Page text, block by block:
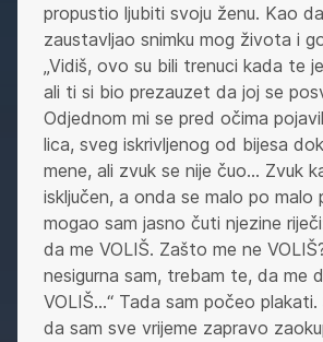
propustio ljubiti svoju ženu. Kao
zaustavljao snimku mog života i
„Vidiš, ovo su bili trenuci kada te
ali ti si bio prezauzet da joj se
Odjednom mi se pred očima
lica, sveg iskrivljenog od bijesa
mene, ali zvuk se nije čuo… Zvuk
isključen, a onda se malo po malo
mogao sam jasno čuti njezine
da me VOLIŠ. Zašto me ne
nesigurna sam, trebam te, da me
VOLIŠ…“ Tada sam počeo
da sam sve vrijeme zapravo